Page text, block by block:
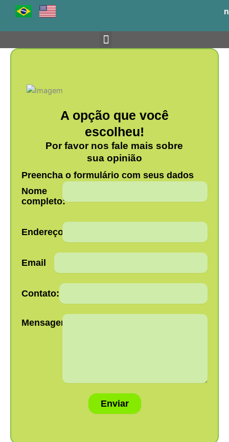
o
A opção que você
escolheu!
Por favor nos fale mais sobre
sua opinião
Preencha o formulário com seus dados
Nome
completo:
Endereço:
Email
Contato:
Mensagem:
Enviar